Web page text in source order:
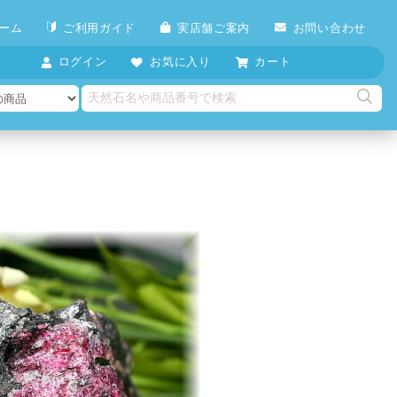
ム ご利用ガイド 実店舗ご案内 お問い合わせ
ログイン お気に入り カート